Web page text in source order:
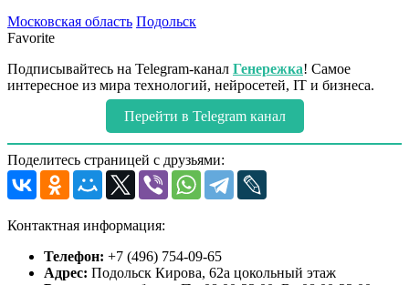
Московская область Подольск
Favorite
Подписывайтесь на Telegram-канал Генережка! Самое
интересное из мира технологий, нейросетей, IT и бизнеса.
Перейти в Telegram канал
Поделитесь страницей с друзьями:
Контактная информация:
Телефон: +7 (496) 754-09-65
Адрес: Подольск Кирова, 62а цокольный этаж